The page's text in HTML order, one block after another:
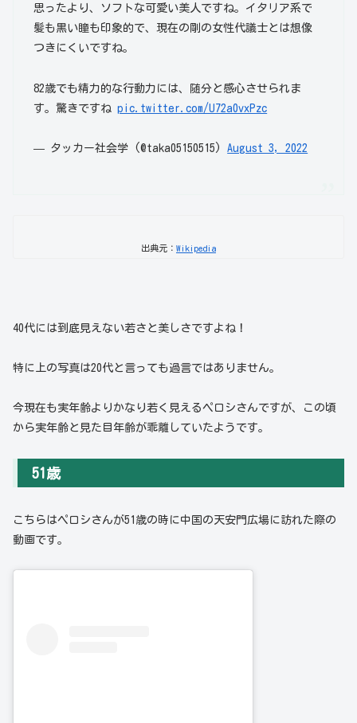
思ったより、ソフトな可愛い美人ですね。イタリア系で
髪も黒い瞳も印象的で、現在の剛の女性代議士とは想像
つきにくいですね。
82歳でも精力的な行動力には、随分と感心させられま
す。驚きですねpic.twitter.com/U72a0vxPzc
— タッカー社会学 (@taka05150515)August 3, 2022
出典元： Wikipedia
40代には到底見えない若さと美しさですよね！
特に上の写真は20代と言っても過言ではありません。
今現在も実年齢よりかなり若く見えるペロシさんですが、この頃
から実年齢と見た目年齢が乖離していたようです。
51歳
こちらはペロシさんが51歳の時に中国の天安門広場に訪れた際の
動画です。